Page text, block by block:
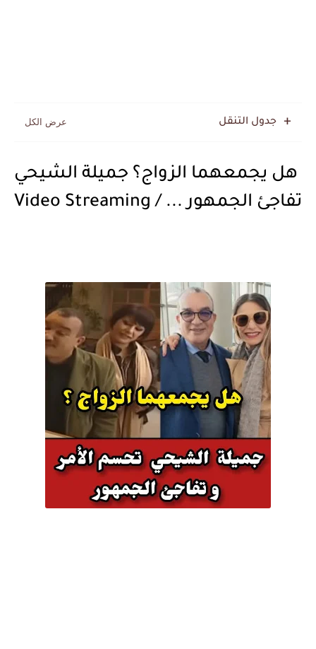
جدول التنقل
هل يجمعهما الزواج؟ جميلة الشيحي
تفاجئ الجمهور ... / Video Streaming